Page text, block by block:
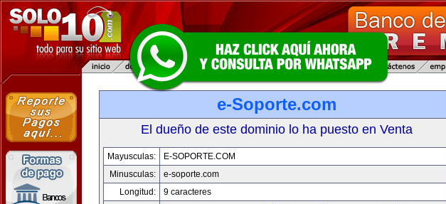
e-Soporte.com
El dueño de este dominio lo ha puesto en Venta
Mayusculas:
E-SOPORTE.COM
Minusculas:
e-soporte.com
Longitud:
9 caracteres